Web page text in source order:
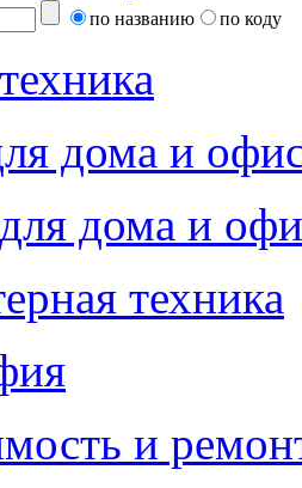
по названию по коду
дома и
дома и
техника
и